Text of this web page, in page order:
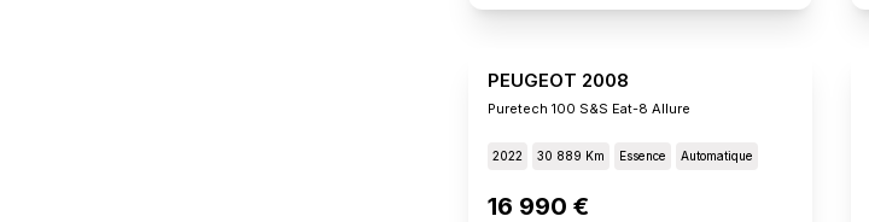
PEUGEOT 2008
Puretech 100 S&s Eat-8 Allure
2022 30 889 Km Essence Automatique
16 990 €